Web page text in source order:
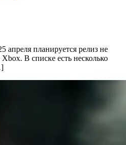
апреля планируется релиз не
В списке есть несколько